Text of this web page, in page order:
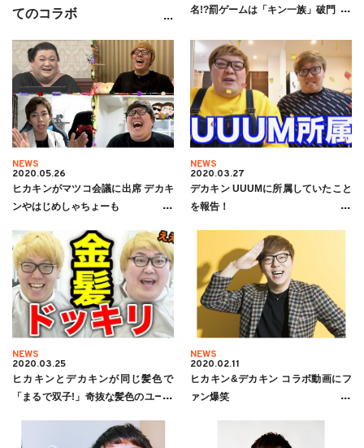
てのコラボ
名!?罰ゲームは「キン一族」破門
NEWS
2020.05.26
ヒカキンがマツコ会議に出席 デカキ
ンやはじめしゃちょーも
NEWS
2020.03.27
デカキン UUUMに所属していたこと
を報告！
NEWS
2020.03.25
ヒカキンとデカキンが同じ髪色で
「まるで双子!」奇抜な髪色のユーチ
NEWS
2020.02.11
ヒカキン&デカキン コラボ動画にフ
ァン爆笑